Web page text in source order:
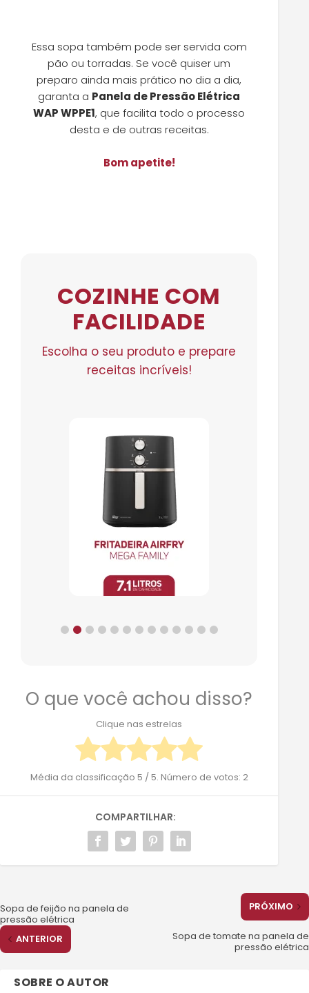
Essa sopa também pode ser servida com
pão ou torradas. Se você quiser um
preparo ainda mais prático no dia a dia,
garanta a Panela de Pressão Elétrica
WAP WPPE1, que facilita todo o processo
desta e de outras receitas.
Bom apetite!
COZINHE COM
FACILIDADE
Escolha o seu produto e prepare
receitas incríveis!
O que você achou disso?
Clique nas estrelas
Média da classificação 5 / 5. Número de votos: 2
COMPARTILHAR:
Sopa de feijão na panela de
pressão elétrica
ANTERIOR
PRÓXIMO
Sopa de tomate na panela de
pressão elétrica
SOBRE O AUTOR